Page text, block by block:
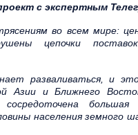
с экспертным
во всем мире:
цепочки
разваливаться, и
Азии и Ближнего
большая
населения земного